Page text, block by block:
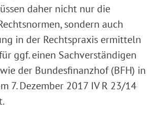
daher nicht nur die
sondern auch
in der Rechtspraxis ermitteln
ggf. einen Sachverständigen
der Bundesfinanzhof (BFH) in
7. Dezember 2017 IV R 23/14